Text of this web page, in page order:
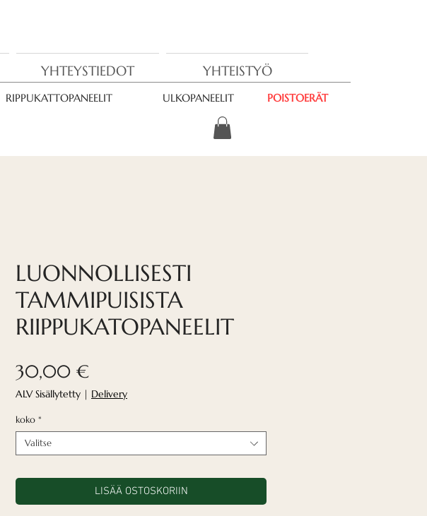
YHTEYSTIEDOT YHTEISTYÖ
RIPPUKATTOPANEELIT ULKOPANEELIT POISTOERÄT
LUONNOLLISESTI
TAMMIPUISISTA
RIIPPUKATOPANEELIT
30,00 €Hinta
ALV Sisällytetty | Delivery
koko *
Valitse
LISÄÄ OSTOSKORIIN